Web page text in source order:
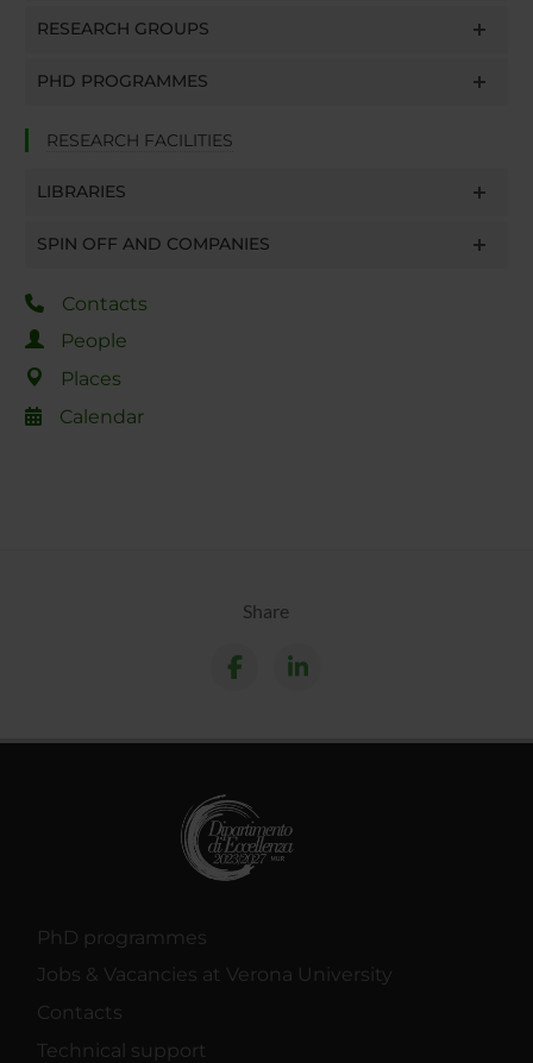
RESEARCH GROUPS
PHD PROGRAMMES
RESEARCH FACILITIES
LIBRARIES
SPIN OFF AND COMPANIES
Contacts
People
Places
Calendar
Share
PhD programmes
Jobs & Vacancies at Verona University
Contacts
Technical support